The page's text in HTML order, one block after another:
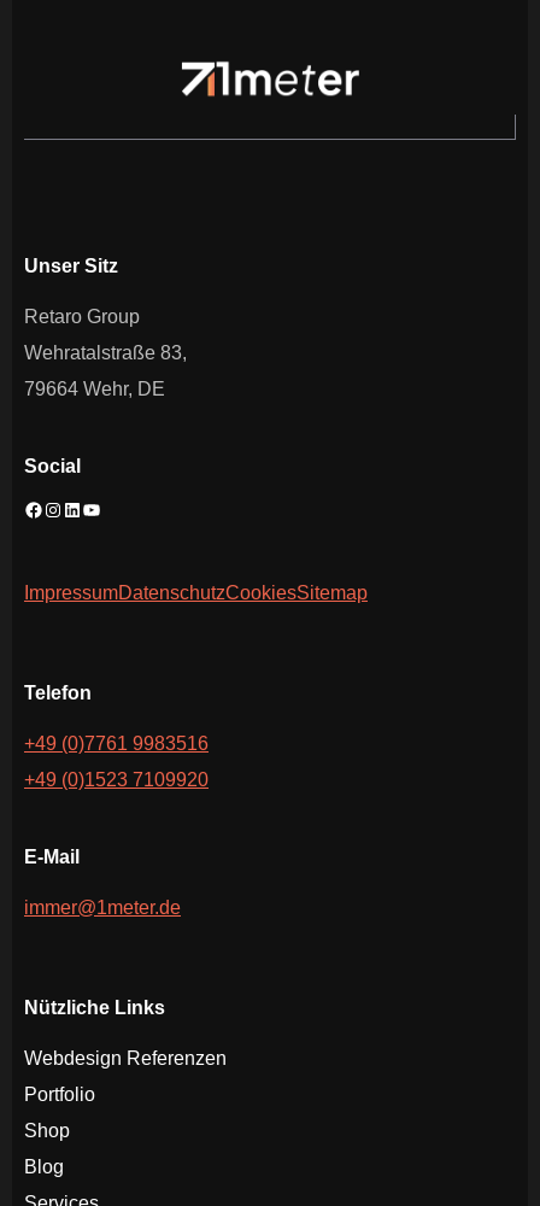
Unser Sitz
Retaro Group
Wehratalstraße 83,
79664 Wehr, DE
Social
ImpressumDatenschutzCookiesSitemap
Telefon
+49 (0)7761 9983516
+49 (0)1523 7109920
E-Mail
immer@1meter.de
Nützliche Links
Webdesign Referenzen
Portfolio
Shop
Blog